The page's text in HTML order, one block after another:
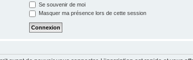
Se souvenir de moi
Masquer ma présence lors de cette session